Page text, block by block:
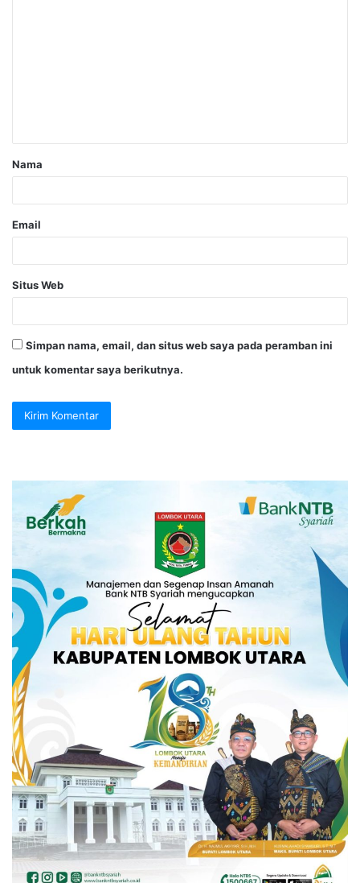
Nama
Email
Situs Web
Simpan nama, email, dan situs web saya pada peramban ini
untuk komentar saya berikutnya.